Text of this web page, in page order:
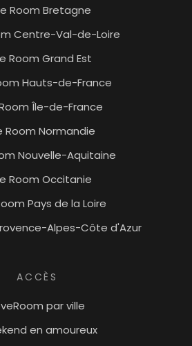
Room Bretagne
Centre-Val-de-Loire
Room Grand Est
Hauts-de-France
Île-de-France
Room Normandie
Nouvelle-Aquitaine
Room Occitanie
Pays de la Loire
Alpes-Côte d'Azur
ACCÈS
par ville
en amoureux